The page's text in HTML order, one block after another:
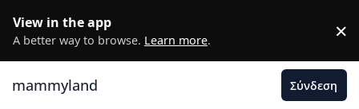
View in the app
A better way to browse. Learn more. ×
mammyland Σύνδεση